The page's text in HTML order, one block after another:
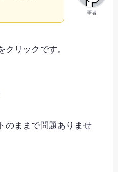
筆者
リックです。
のままで問題ありませ